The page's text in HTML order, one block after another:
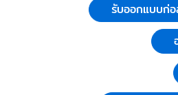
รับออกแบบก่อ